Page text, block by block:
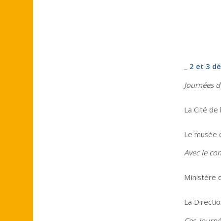
2 et 3
Journées
La Cité de
Le musée
Avec le
Ministère
La